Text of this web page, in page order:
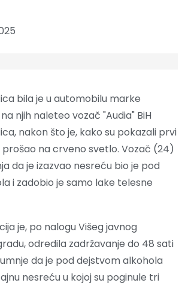
bila je u automobilu marke
njih naleteo vozač "Audia" BiH
nakon što je, kako su pokazali prvi
na crveno svetlo. Vozač (24)
da je izazvao nesreću bio je pod
i zadobio je samo lake telesne
je, po nalogu Višeg javnog
odredila zadržavanje do 48 sati
da je pod dejstvom alkohola
nesreću u kojoj su poginule tri